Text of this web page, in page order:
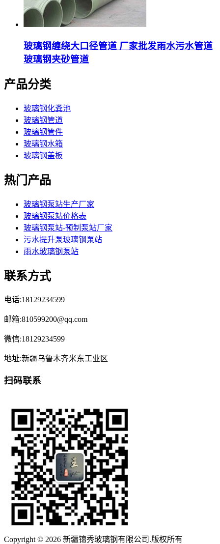
玻璃钢缠绕大口径管道 厂家批发雨水污水管道
玻璃钢夹砂管道
产品分类
玻璃钢化粪池
玻璃钢管道
玻璃钢管件
玻璃钢水箱
玻璃钢盖板
热门产品
玻璃钢泵站生产厂家
玻璃钢泵站价格表
玻璃钢泵站-预制泵站厂家
污水提升泵玻璃钢泵站
雨水玻璃钢泵站
联系方式
电话:18129234599
邮箱:810599200@qq.com
微信:18129234599
地址:新疆乌鲁木齐米东工业区
扫码联系
Copyright © 2026 新疆锦秀玻璃钢有限公司.版权所有